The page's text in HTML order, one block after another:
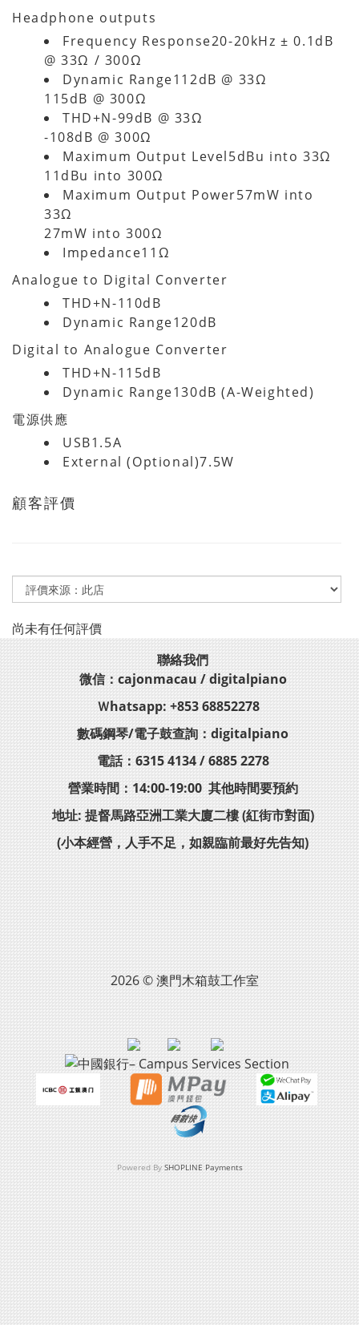
Headphone outputs
Frequency Response20-20kHz ± 0.1dB
@ 33Ω / 300Ω
Dynamic Range112dB @ 33Ω
115dB @ 300Ω
THD+N-99dB @ 33Ω
-108dB @ 300Ω
Maximum Output Level5dBu into 33Ω
11dBu into 300Ω
Maximum Output Power57mW into
33Ω
27mW into 300Ω
Impedance11Ω
Analogue to Digital Converter
THD+N-110dB
Dynamic Range120dB
Digital to Analogue Converter
THD+N-115dB
Dynamic Range130dB (A-Weighted)
電源供應
USB1.5A
External (Optional)7.5W
顧客評價
尚未有任何評價
聯絡我們
微信：cajonmacau / digitalpiano
Ｗhatsapp: +853 68852278
數碼鋼琴/電子鼓查詢：digitalpiano
電話：6315 4134 / 6885 2278
營業時間：14:00-19:00 其他時間要預約
地址: 提督馬路亞洲工業大廈二樓 (紅街市對面)
(小本經營，人手不足，如親臨前最好先告知)
2026 © 澳門木箱鼓工作室
Powered By SHOPLINE Payments